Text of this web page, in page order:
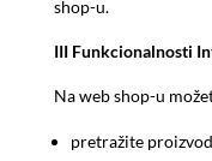
shop-u.
III Funkcionalnosti
Na web shop-u
pretražite